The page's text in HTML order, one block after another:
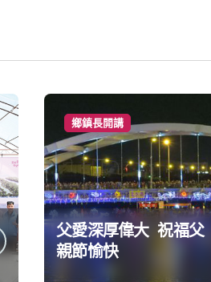
鄉鎮長開講
父愛深厚偉大 祝福父
親節愉快